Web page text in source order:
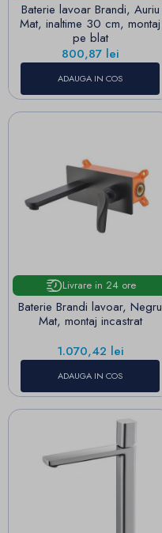
Baterie lavoar Brandi, Auriu
Mat, inaltime 30 cm, montaj
pe blat
Pret
800,87 lei
ADAUGA IN COS
Livrare in 24 ore
Baterie Brandi lavoar, Negru
Mat, montaj incastrat
Pret
1.070,42 lei
ADAUGA IN COS